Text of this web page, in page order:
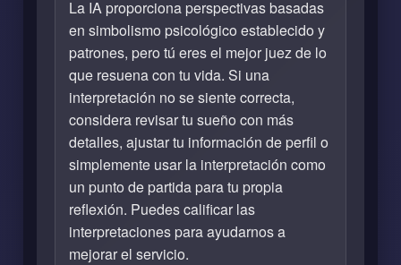
La IA proporciona perspectivas basadas
en simbolismo psicológico establecido y
patrones, pero tú eres el mejor juez de lo
que resuena con tu vida. Si una
interpretación no se siente correcta,
considera revisar tu sueño con más
detalles, ajustar tu información de perfil o
simplemente usar la interpretación como
un punto de partida para tu propia
reflexión. Puedes calificar las
interpretaciones para ayudarnos a
mejorar el servicio.